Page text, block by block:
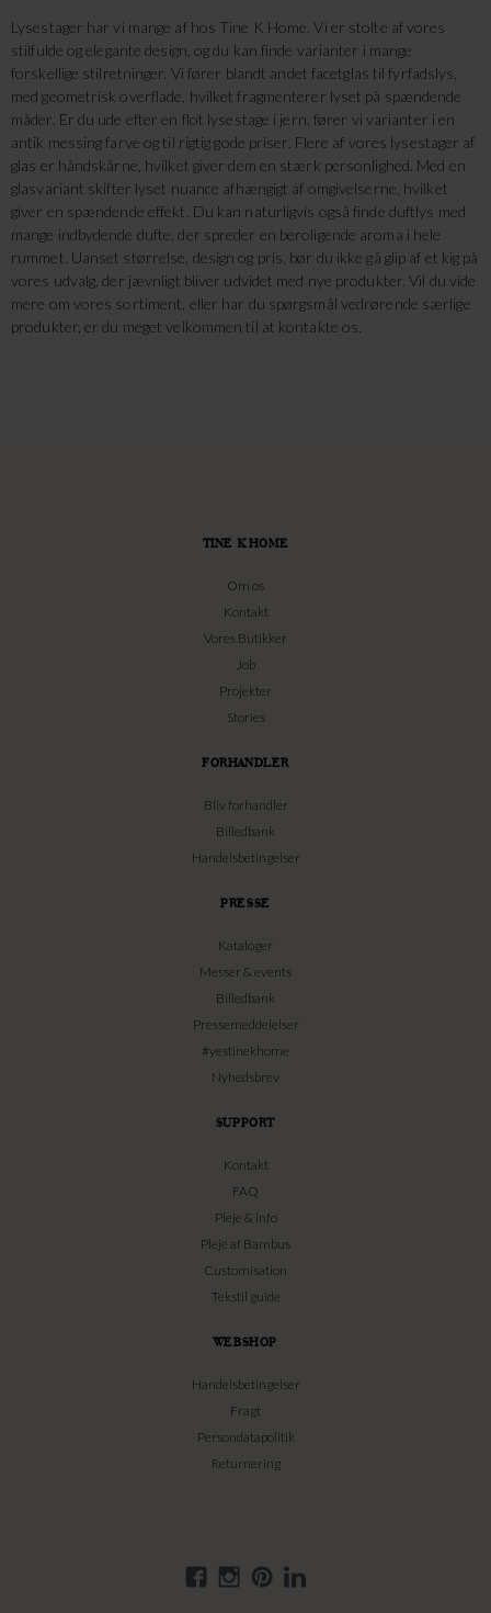
Lysestager har vi mange af hos Tine K Home. Vi er stolte af vores
stilfulde og elegante design, og du kan finde varianter i mange
forskellige stilretninger. Vi fører blandt andet facetglas til fyrfadslys,
med geometrisk overflade, hvilket fragmenterer lyset på spændende
måder. Er du ude efter en flot lysestage i jern, fører vi varianter i en
antik messing farve og til rigtig gode priser. Flere af vores lysestager af
glas er håndskårne, hvilket giver dem en stærk personlighed. Med en
glasvariant skifter lyset nuance afhængigt af omgivelserne, hvilket
giver en spændende effekt. Du kan naturligvis også finde duftlys med
mange indbydende dufte, der spreder en beroligende aroma i hele
rummet. Uanset størrelse, design og pris, bør du ikke gå glip af et kig på
vores udvalg, der jævnligt bliver udvidet med nye produkter. Vil du vide
mere om vores sortiment, eller har du spørgsmål vedrørende særlige
produkter, er du meget velkommen til at kontakte os.
TINE K HOME
Om os
Kontakt
Vores Butikker
Job
Projekter
Stories
FORHANDLER
Bliv forhandler
Billedbank
Handelsbetingelser
PRESSE
Kataloger
Messer & events
Billedbank
Pressemeddelelser
#yestinekhome
Nyhedsbrev
SUPPORT
Kontakt
FAQ
Pleje & info
Pleje af Bambus
Customisation
Tekstil guide
WEBSHOP
Handelsbetingelser
Fragt
Persondatapolitik
Returnering